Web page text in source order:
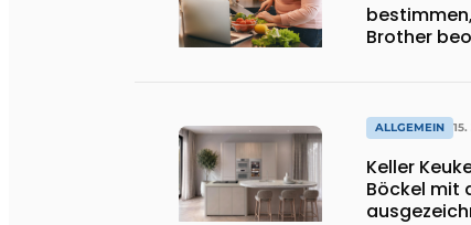
Brother
ALLGEMEIN
Keller
Böckel mit